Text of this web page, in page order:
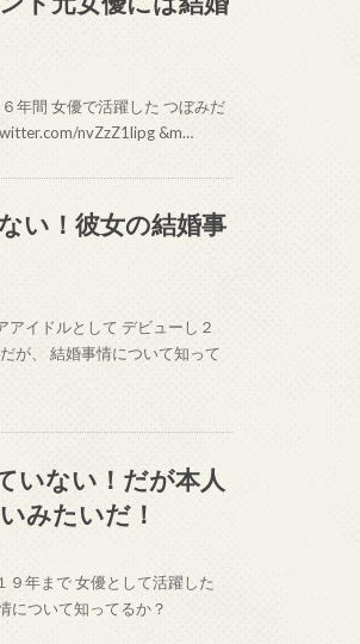
間 女優で活躍した つぼみだ
nvZzZ1lipg &m…
い！彼女の結婚事
イドルとして デビューし２
が、 結婚事情について知って
いない！だが本人
みたいだ！
年まで 女優として活躍した
について知ってるか？